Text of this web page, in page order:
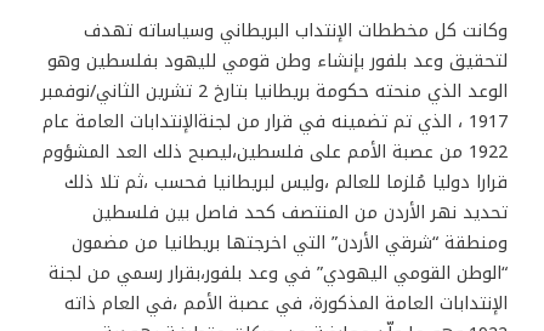
وكانت كل مخططات الإنتداب البريطاني وسياساته تهدف
لتحقيق وعد بلفور بإنشاء وطن قومي لليهود بفلسطين وهو
الوعد الذي منحته حكومة بريطانيا بتارخ 2 تشرين الثاني/نوفمبر
1917 ، الذي تم تضمينه في قرار من لجنةالإنتدابات العامة عام
1922 من عصبة الأمم على فلسطين،ليصبح ذلك العد المشؤوم
قرارا دوليا مُلزما للعالم ،وليس لبريطانيا فحسب ،ثم تلا ذلك
تحديد نهر الأردن من المنتصف كحد فاصل بين فلسطين
ومنطقة “شرقي الأردن” التي اخرجتها بريطانيا من مضمون
“الوطن القومي اليهودي” في وعد بلفور،بقرار رسمي من لجنة
الإنتدابات العامة المذكورة، في عصبة الأمم ،في العام ذاته